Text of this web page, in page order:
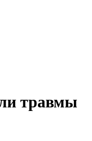
травмы